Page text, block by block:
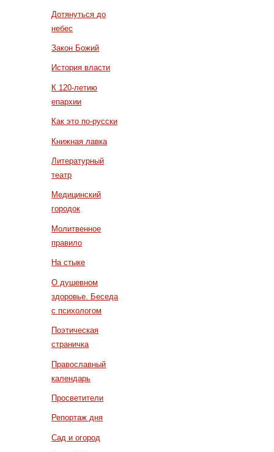
Дотянуться до
небес
Закон Божий
История власти
К 120-летию
епархии
Как это по-русски
Книжная лавка
Литературный
театр
Медицинский
городок
Молитвенное
правило
На стыке
О душевном
здоровье. Беседа
с психологом
Поэтическая
страничка
Православный
календарь
Просветители
Репортаж дня
Сад и огород